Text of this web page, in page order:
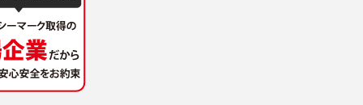
し、委託する場合は委託した個人データ
サービス等が利用できない場合があり
用する過程において、弊社が知り得た情